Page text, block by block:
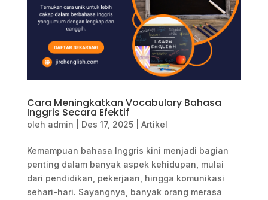
Cara Meningkatkan Vocabulary Bahasa
Inggris Secara Efektif
oleh admin Des 17, 2025| Artikel
Kemampuan bahasa Inggris kini menjadi bagian
penting dalam banyak aspek kehidupan, mulai
dari pendidikan, pekerjaan, hingga komunikasi
sehari-hari. Sayangnya, banyak orang merasa